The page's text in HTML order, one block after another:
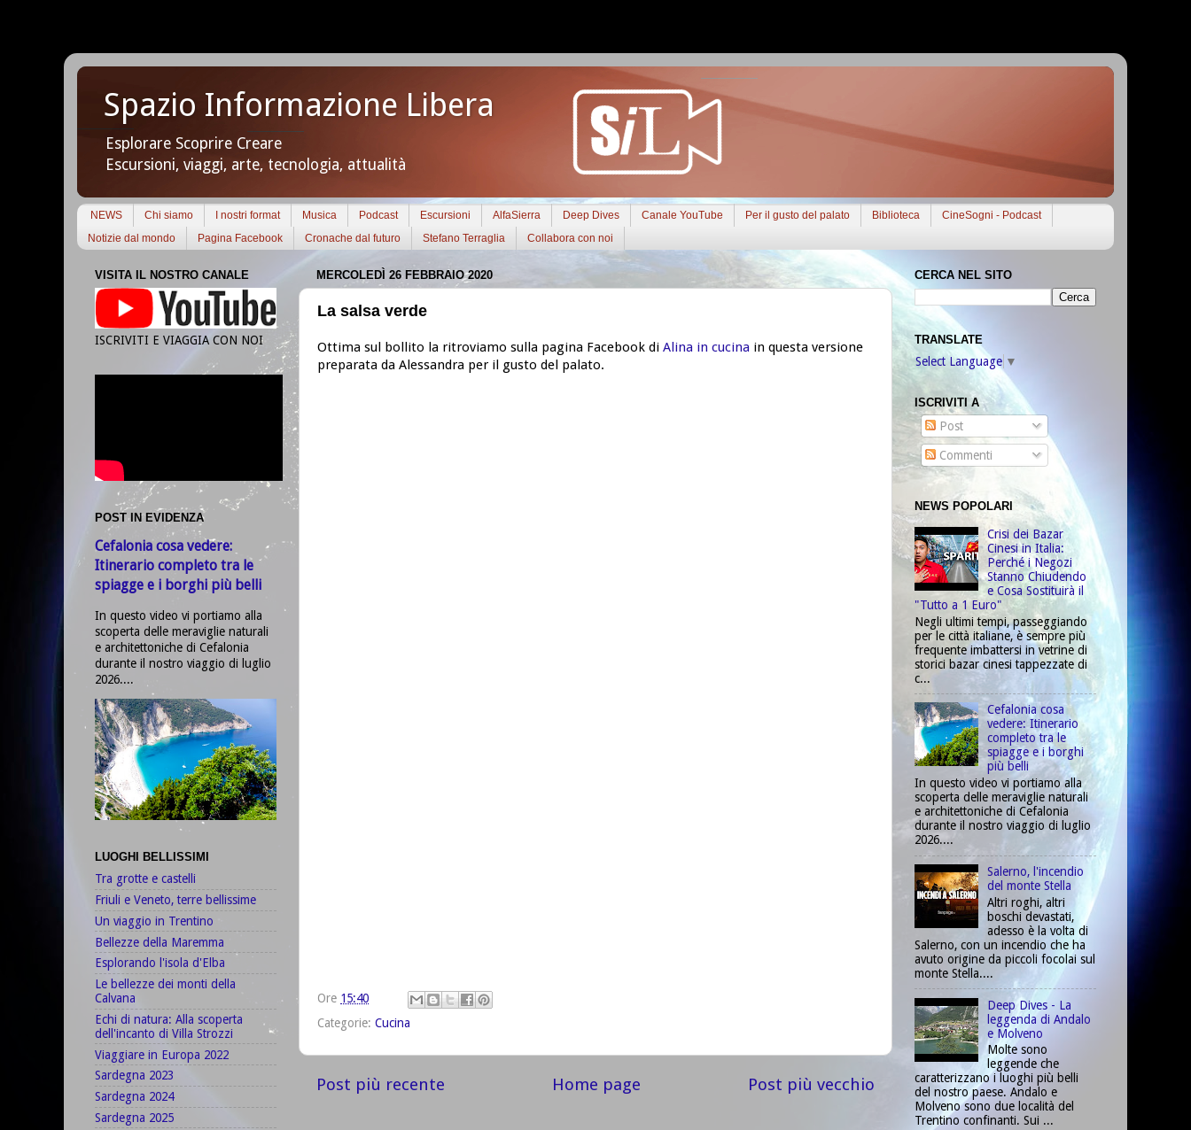
Spazio Informazione Libera
Esplorare Scoprire Creare
Escursioni, viaggi, arte, tecnologia, attualità
NEWS Chi siamo I nostri format Musica Podcast Escursioni AlfaSierra Deep Dives Canale YouTube Per il gusto del palato Biblioteca
CineSogni - Podcast
Notizie dal mondo
Pagina Facebook Cronache dal futuro Stefano Terraglia Collabora con noi
MERCOLEDÌ 26 FEBBRAIO 2020
La salsa verde
Ottima sul bollito la ritroviamo sulla pagina Facebook di Alina in cucina in questa versione
preparata da Alessandra per il gusto del palato.
Ore 15:40
Categorie: Cucina
Post più recente Post più vecchio
Home page
VISITA IL NOSTRO CANALE
ISCRIVITI E VIAGGIA CON NOI
POST IN EVIDENZA
Cefalonia cosa vedere:
Itinerario completo tra le
spiagge e i borghi più belli
In questo video vi portiamo alla
scoperta delle meraviglie naturali
e architettoniche di Cefalonia
durante il nostro viaggio di luglio
2026....
LUOGHI BELLISSIMI
Tra grotte e castelli
Friuli e Veneto, terre bellissime
Un viaggio in Trentino
Bellezze della Maremma
Esplorando l'isola d'Elba
Le bellezze dei monti della
Calvana
Echi di natura: Alla scoperta
dell'incanto di Villa Strozzi
Viaggiare in Europa 2022
Sardegna 2023
Sardegna 2024
Sardegna 2025
CERCA NEL SITO
TRANSLATE
Select Language ▼
ISCRIVITI A
Post
Commenti
NEWS POPOLARI
Crisi dei Bazar
Cinesi in Italia:
Perché i Negozi
Stanno Chiudendo
e Cosa Sostituirà il
"Tutto a 1 Euro"
Negli ultimi tempi, passeggiando
per le città italiane, è sempre più
frequente imbattersi in vetrine di
storici bazar cinesi tappezzate di
c...
Cefalonia cosa
vedere: Itinerario
completo tra le
spiagge e i borghi
più belli
In questo video vi portiamo alla
scoperta delle meraviglie naturali
e architettoniche di Cefalonia
durante il nostro viaggio di luglio
2026....
Salerno, l'incendio
del monte Stella
Altri roghi, altri
boschi devastati,
adesso è la volta di
Salerno, con un incendio che ha
avuto origine da piccoli focolai sul
monte Stella....
Deep Dives - La
leggenda di Andalo
e Molveno
Molte sono
leggende che
caratterizzano i luoghi più belli
del nostro paese. Andalo e
Molveno sono due località del
Trentino confinanti. Sui ...